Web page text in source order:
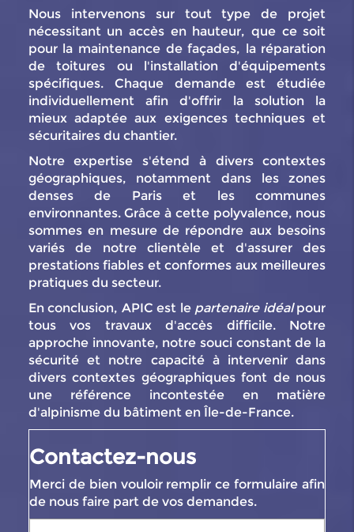
Nous intervenons sur tout type de projet
nécessitant un accès en hauteur, que ce soit
pour la maintenance de façades, la réparation
de toitures ou l'installation d'équipements
spécifiques. Chaque demande est étudiée
individuellement afin d'offrir la solution la
mieux adaptée aux exigences techniques et
sécuritaires du chantier.
Notre expertise s'étend à divers contextes
géographiques, notamment dans les zones
denses de Paris et les communes
environnantes. Grâce à cette polyvalence, nous
sommes en mesure de répondre aux besoins
variés de notre clientèle et d'assurer des
prestations fiables et conformes aux meilleures
pratiques du secteur.
En conclusion, APIC est le partenaire idéalpour
tous vos travaux d'accès difficile. Notre
approche innovante, notre souci constant de la
sécurité et notre capacité à intervenir dans
divers contextes géographiques font de nous
une référence incontestée en matière
d'alpinisme du bâtiment en Île-de-France.
Contactez-nous
Merci de bien vouloir remplir ce formulaire afin
de nous faire part de vos demandes.